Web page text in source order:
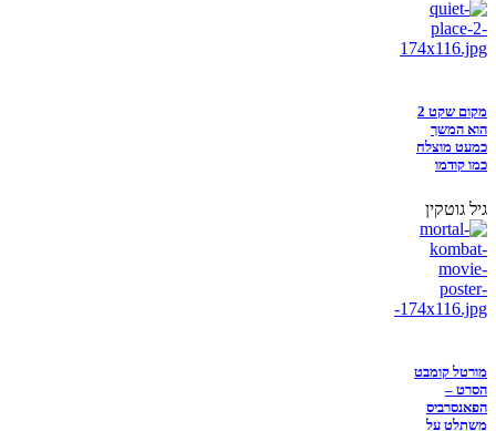
מקום שקט 2
הוא המשך
כמעט מוצלח
כמו קודמו
גיל גוטקין
מורטל קומבט
הסרט –
הפאנסרביס
משתלט על